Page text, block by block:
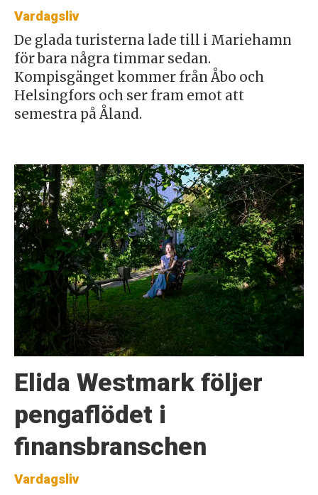
Vardagsliv
De glada turisterna lade till i Mariehamn
för bara några timmar sedan.
Kompisgänget kommer från Åbo och
Helsingfors och ser fram emot att
semestra på Åland.
Elida Westmark följer
pengaflödet i
finansbranschen
Vardagsliv